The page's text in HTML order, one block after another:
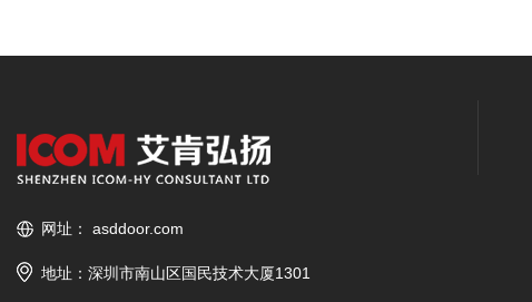
网址： asddoor.com
地址：深圳市南山区国民技术大厦1301